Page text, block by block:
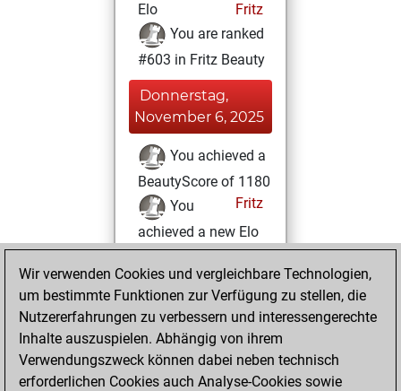
Elo
Fritz
You are ranked
#603 in Fritz Beauty
Donnerstag,
November 6, 2025
You achieved a
BeautyScore of 1180
Fritz
You
achieved a new Elo
of 1377
Donnerstag,
Oktober 30, 2025
You won
against Fritz
Fritz
Wir verwenden Cookies und vergleichbare Technologien,
um bestimmte Funktionen zur Verfügung zu stellen, die
Nutzererfahrungen zu verbessern und interessengerechte
Inhalte auszuspielen. Abhängig von ihrem
Verwendungszweck können dabei neben technisch
erforderlichen Cookies auch Analyse-Cookies sowie